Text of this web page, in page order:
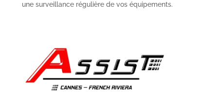
une surveillance régulière de vos équipements.